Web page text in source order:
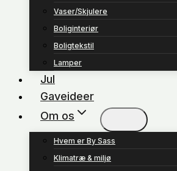
Vaser/Skjulere
Boliginteriør
Boligtekstil
Lamper
Jul
Gaveideer
Om os
Hvem er By Sass
Klimatræ & miljø